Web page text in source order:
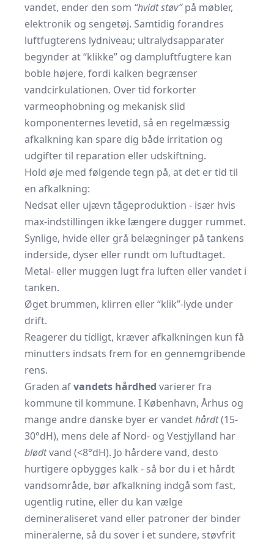
vandet, ender den som “hvidt støv”på møbler,
elektronik og sengetøj. Samtidig forandres
luftfugterens lydniveau; ultralydsapparater
begynder at “klikke” og dampluftfugtere kan
boble højere, fordi kalken begrænser
vandcirkulationen. Over tid forkorter
varmeophobning og mekanisk slid
komponenternes levetid, så en regelmæssig
afkalkning kan spare dig både irritation og
udgifter til reparation eller udskiftning.
Hold øje med følgende tegn på, at det er tid til
en afkalkning:
Nedsat eller ujævn tågeproduktion - især hvis
max-indstillingen ikke længere dugger rummet.
Synlige, hvide eller grå belægninger på tankens
inderside, dyser eller rundt om luftudtaget.
Metal- eller muggen lugt fra luften eller vandet i
tanken.
Øget brummen, klirren eller “klik”-lyde under
drift.
Reagerer du tidligt, kræver afkalkningen kun få
minutters indsats frem for en gennemgribende
rens.
Graden afvandets hårdhed varierer fra
kommune til kommune. I København, Århus og
mange andre danske byer er vandethårdt(15-
30°dH), mens dele af Nord- og Vestjylland har
blødtvand (<8°dH). Jo hårdere vand, desto
hurtigere opbygges kalk - så bor du i et hårdt
vandsområde, bør afkalkning indgå som fast,
ugentlig rutine, eller du kan vælge
demineraliseret vand eller patroner der binder
mineralerne, så du sover i et sundere, støvfrit